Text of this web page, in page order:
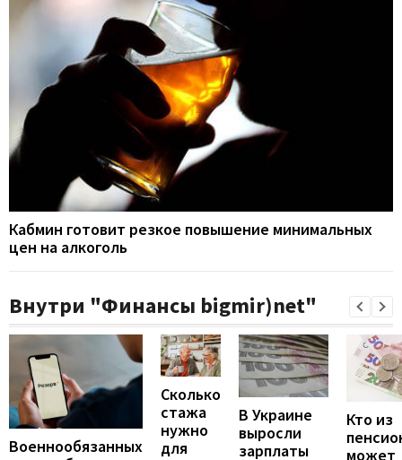
Кабмин готовит резкое повышение минимальных
цен на алкоголь
Внутри "Финансы bigmir)net"
Военнообязанных
Сколько
стажа
нужно
для
В Украине
выросли
зарплаты
Кто из
может